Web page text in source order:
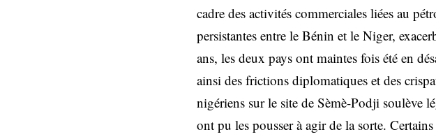
cadre des activités commerciales liées au
persistantes entre le Bénin et le Niger,
ans, les deux pays ont maintes fois été en
ainsi des frictions diplomatiques et des
nigériens sur le site de Sèmè-Podji soulève
ont pu les pousser à agir de la sorte.